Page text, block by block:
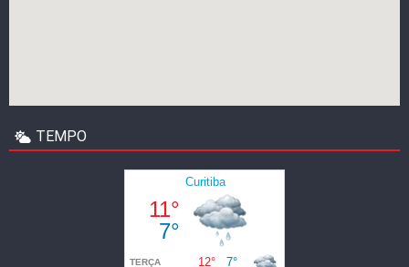
TEMPO